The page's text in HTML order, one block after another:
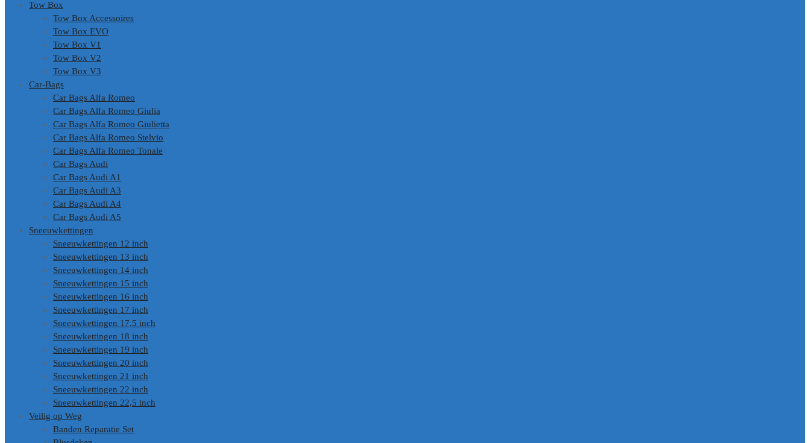
Tow Box
Tow Box Accessoires
Tow Box EVO
Tow Box V1
Tow Box V2
Tow Box V3
Car-Bags
Car Bags Alfa Romeo
Car Bags Alfa Romeo Giulia
Car Bags Alfa Romeo Giulietta
Car Bags Alfa Romeo Stelvio
Car Bags Alfa Romeo Tonale
Car Bags Audi
Car Bags Audi A1
Car Bags Audi A3
Car Bags Audi A4
Car Bags Audi A5
Sneeuwkettingen
Sneeuwkettingen 12 inch
Sneeuwkettingen 13 inch
Sneeuwkettingen 14 inch
Sneeuwkettingen 15 inch
Sneeuwkettingen 16 inch
Sneeuwkettingen 17 inch
Sneeuwkettingen 17,5 inch
Sneeuwkettingen 18 inch
Sneeuwkettingen 19 inch
Sneeuwkettingen 20 inch
Sneeuwkettingen 21 inch
Sneeuwkettingen 22 inch
Sneeuwkettingen 22,5 inch
Veilig op Weg
Banden Reparatie Set